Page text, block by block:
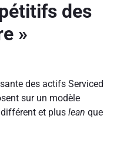
des
»
des actifs Serviced
sur un modèle
et plus lean que